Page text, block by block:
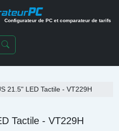
PC
Configurateur de PC et comparateur de tarifs
21.5" LED Tactile - VT229H
Tactile - VT229H